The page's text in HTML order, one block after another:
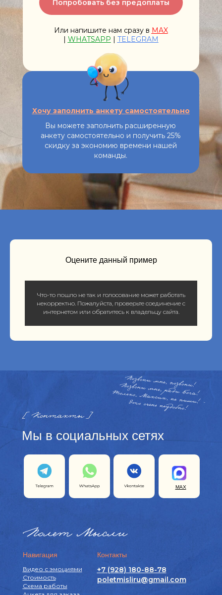
Попробовать без предоплаты
Хочу заполнить анкету самостоятельно
Вы можете заполнить расширенную
анкету самостоятельно и получить 25%
скидку за экономию времени нашей
команды.
Или напишите нам сразу в MAX
| WHATSAPP | TELEGRAM
Оцените данный пример
Что-то пошло не так и голосование может работать
некорректно. Пожалуйста, проверьте соединение с
интернетом или обратитесь к владельцу сайта.
Мы в социальных сетях
Видео с эмоциями
Стоимость
Схема работы
Навигация
+7 (928) 180-88-78
poletmisliru@gmail.com
Контакты
MAX